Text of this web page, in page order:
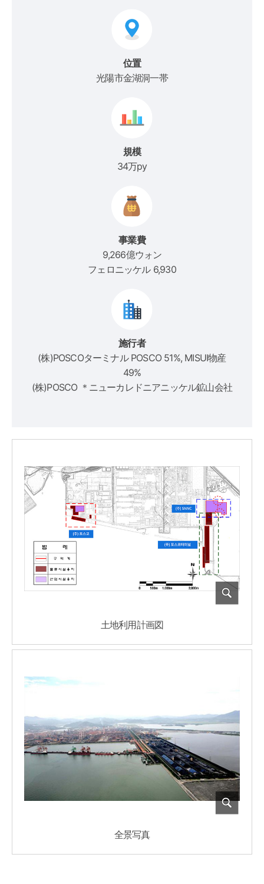
位置
光陽市金湖洞一帯
規模
34万py
事業費
9,266億ウォン
フェロニッケル 6,930
施行者
(株)POSCOターミナル POSCO 51%, MISUI物産
49%
(株)POSCO ＊ニューカレドニアニッケル鉱山会社
土地利用計画図
全景写真